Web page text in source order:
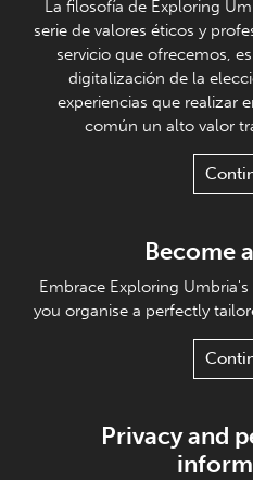
La filosofía de Exploring
serie de valores éticos y
servicio que ofrecemos,
digitalización de la
experiencias que realizar
común un alto valor
Become
Embrace Exploring
you organise a perfectly
Privacy and